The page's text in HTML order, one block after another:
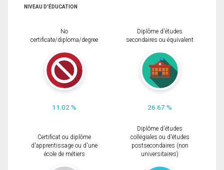
NIVEAU D'ÉDUCATION
No
certificate/diploma/degree
11.02 %
Diplôme d'études
secondaires ou équivalent
26.67 %
Certificat ou diplôme
d'apprentissage ou d'une
école de métiers
Diplôme d'études
collégiales ou d'études
postsecondaires (non
universitaires)